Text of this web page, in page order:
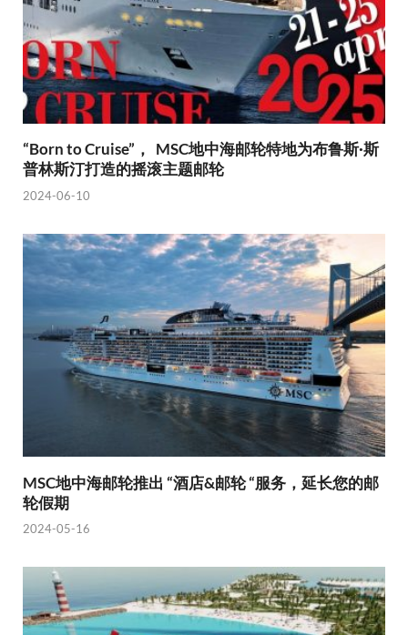
“Born to Cruise”， MSC地中海邮轮特地为布鲁斯·斯
普林斯汀打造的摇滚主题邮轮
2024-06-10
MSC地中海邮轮推出 “酒店&邮轮 “服务，延长您的邮
轮假期
2024-05-16